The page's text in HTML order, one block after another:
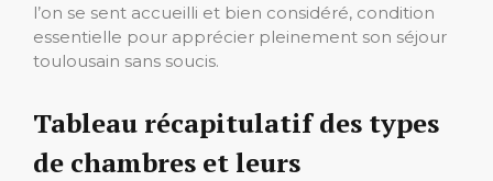
l’on se sent accueilli et bien considéré, condition
essentielle pour apprécier pleinement son séjour
toulousain sans soucis.
Tableau récapitulatif des types
de chambres et leurs